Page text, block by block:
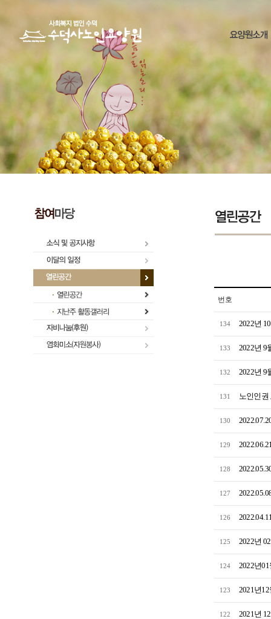
번호
134 2022년
133 2022년 9
132 2022년 9
131 노인인권
130
129
128
127
126
125 2022년
124 2022년
123 2021년
122 2021년